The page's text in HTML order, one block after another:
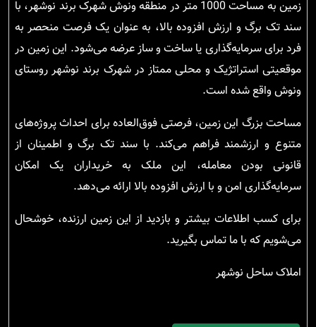
زمین به مساحت 1000 متر در منطقه ونوش شهرک برند نوشهر، با
سند تک برگ و ارزش افزوده بالا، به عنوان یک فرصت منحصر به
فرد برای سرمایه‌گذاری یا ساخت و ساز عرضه می‌شود. این زمین در
موقعیتی استراتژیک و محلی ممتاز در شهرک برند نوشهر روستای
ونوش واقع شده است.
مساحت بزرگ این زمین، فرصتی فوق‌العاده برای احداث پروژه‌های
متنوع و ارزشمند فراهم می‌کند. با سند تک برگ و اطمینان از
قانونی بودن معامله، این ملک به خریداران یک امکان
سرمایه‌گذاری امن و با ارزش افزوده بالا ارائه می‌دهد.
برای کسب اطلاعات بیشتر و بازدید از این زمین ارزنده، خوشحال
می‌شویم که با ما تماس بگیرید.
املاک ساحل نوشهر